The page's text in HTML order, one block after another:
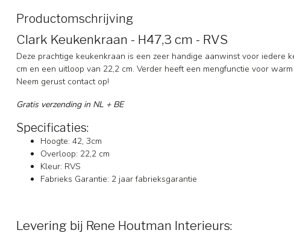
Productomschrijving
Clark Keukenkraan - H47,3 cm - RVS
Deze prachtige keukenkraan is een zeer handige aanwinst voor iedere
cm en een uitloop van 22,2 cm. Verder heeft een mengfunctie voor
Neem gerust contact op!
Gratis verzending in NL + BE
Specificaties:
Hoogte: 42, 3cm
Overloop: 22,2 cm
Kleur: RVS
Fabrieks Garantie: 2 jaar fabrieksgarantie
Levering bij Rene Houtman Interieurs: